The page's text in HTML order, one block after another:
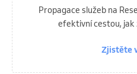
Propagace služeb na
efektivní cestou, jak
Zjistěte